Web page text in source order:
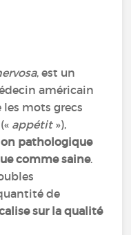
, est un
américain
mots grecs
(« appétit »),
pathologique
comme saine.
de
sur la qualité